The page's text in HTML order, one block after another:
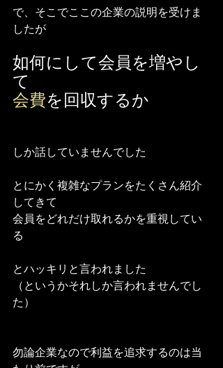
で、そこでここの企業の説明を受けま
したが
如何にして会員を増やし
て
会費を回収するか
しか話していませんでした
とにかく複雑なプランをたくさん紹介
してきて
会員をどれだけ取れるかを重視してい
る
とハッキリと言われました
（というかそれしか言われませんでし
た）
勿論企業なので利益を追求するのは当